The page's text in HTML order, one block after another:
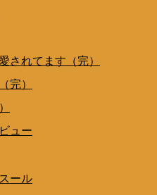
されてます（完）
完）
ュー
ール